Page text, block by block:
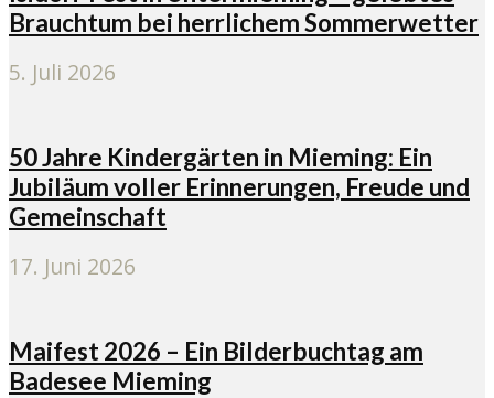
Brauchtum bei herrlichem Sommerwetter
5. Juli 2026
50 Jahre Kindergärten in Mieming: Ein
Jubiläum voller Erinnerungen, Freude und
Gemeinschaft
17. Juni 2026
Maifest 2026 – Ein Bilderbuchtag am
Badesee Mieming